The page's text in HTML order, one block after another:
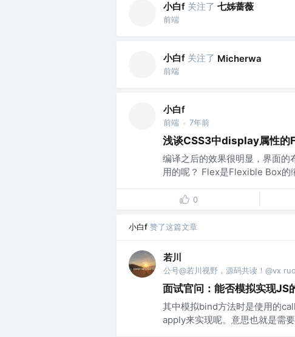
小白f 关注了 七姊蔷薇
前端
小白f 关注了 Micherwa
前端
小白f
前端 · 7年前
浅谈CSS3中display属性的
编译之后的效果很明显，界面的
用的呢？ Flex是Flexible Box的
0
小白f 赞了这篇文章
若川
公号@若川视野，源码共读！@vx
面试官问：能否模拟实现
其中模拟bind方法时是使用的
apply来实现呢。意思也就是需